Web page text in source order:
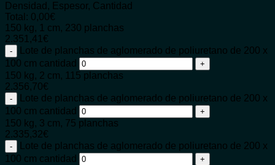
Densidad, Espesor, Cantidad
Total: 0,00€
150 kg, 1 cm, 230 planchas
2.351,41 €
Lote de planchas de aglomerado de poliuretano de 200 x
100 cm cantidad
150 kg, 2 cm, 115 planchas
2.356,70€
Lote de planchas de aglomerado de poliuretano de 200 x
100 cm cantidad
150 kg, 3 cm, 75 planchas
2.335,32€
Lote de planchas de aglomerado de poliuretano de 200 x
100 cm cantidad